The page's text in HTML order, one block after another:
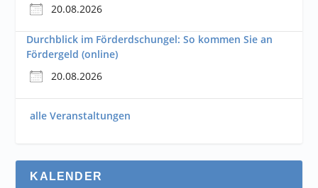
20.08.2026
Durchblick im Förderdschungel: So kommen Sie an
Fördergeld (online)
20.08.2026
alle Veranstaltungen
KALENDER